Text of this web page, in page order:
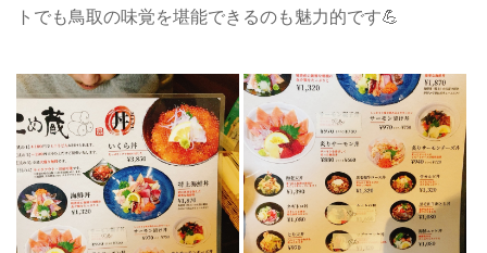
トでも鳥取の味覚を堪能できるのも魅力的です💪